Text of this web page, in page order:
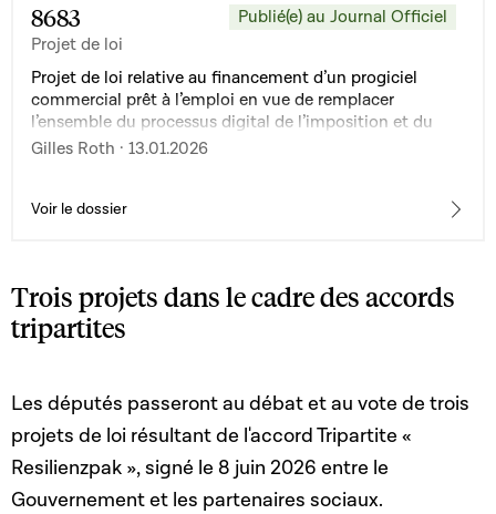
8683
Projet de loi
Publié(e) au Journal Officiel
Projet de loi relative au financement d’un progiciel
commercial prêt à l’emploi en vue de remplacer
l’ensemble du processus digital de l’imposition et du
recouvrement des impôts perçus par l’Administration
Gilles Roth · 13.01.2026
Voir le dossier
Trois projets dans le cadre des accords
tripartites
Les députés passeront au débat et au vote de trois
projets de loi résultant de l'accord Tripartite «
Resilienzpak », signé le 8 juin 2026 entre le
Gouvernement et les partenaires sociaux.